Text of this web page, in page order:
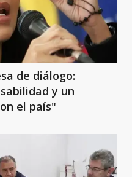
de diálogo:
y un
el país"